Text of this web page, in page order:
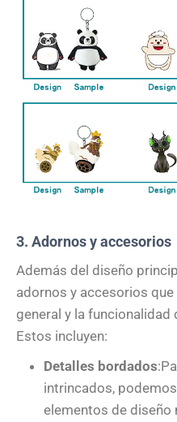
3. Adornos y accesorios
Además del diseño
adornos y accesorios
general y la funcionalidad
Estos incluyen:
Detalles bordados
intrincados,
elementos de diseño